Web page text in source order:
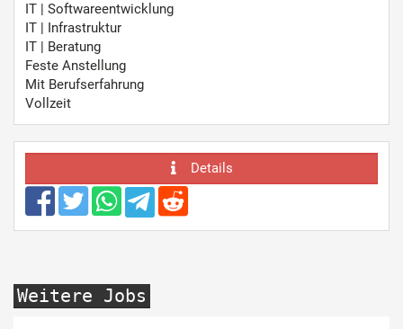
IT | Softwareentwicklung
IT | Infrastruktur
IT | Beratung
Feste Anstellung
Mit Berufserfahrung
Vollzeit
Details
Weitere Jobs